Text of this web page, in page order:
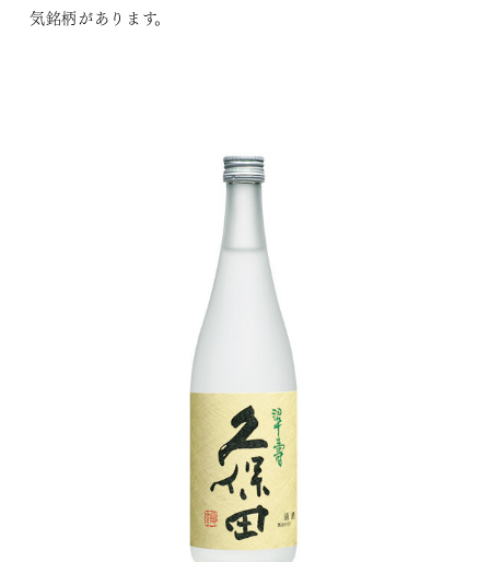
気銘柄があります。